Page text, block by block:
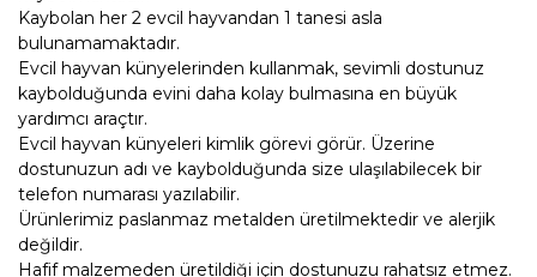
Kaybolan her 2 evcil hayvandan 1 tanesi asla
bulunamamaktadır.
Evcil hayvan künyelerinden kullanmak, sevimli dostunuz
kaybolduğunda evini daha kolay bulmasına en büyük
yardımcı araçtır.
Evcil hayvan künyeleri kimlik görevi görür. Üzerine
dostunuzun adı ve kaybolduğunda size ulaşılabilecek bir
telefon numarası yazılabilir.
Ürünlerimiz paslanmaz metalden üretilmektedir ve alerjik
değildir.
Hafif malzemeden üretildiği için dostunuzu rahatsız etmez.